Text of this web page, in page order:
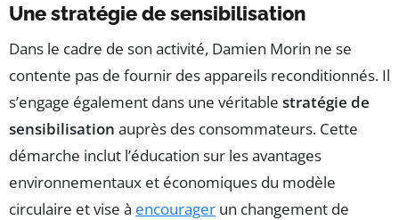
Une stratégie de sensibilisation
Dans le cadre de son activité, Damien Morin ne se
contente pas de fournir des appareils reconditionnés. Il
s’engage également dans une véritable stratégie de
sensibilisation auprès des consommateurs. Cette
démarche inclut l’éducation sur les avantages
environnementaux et économiques du modèle
circulaire et vise à encourager un changement de